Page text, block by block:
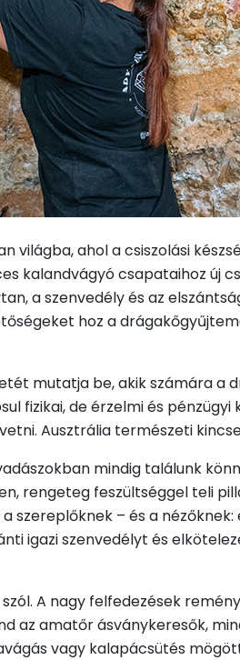
ahol a csiszolási
kalandvágyó csapataihoz új
a szenvedély és az
hoz a
mutatja be, akik számára a
fizikai, de érzelmi és pénzügyi
Ausztrália természeti
mindig találunk
rengeteg feszültséggel teli
– és a
igazi szenvedélyt és
A nagy felfedezések
az amatőr ásványkeresők,
vagy kalapácsütés